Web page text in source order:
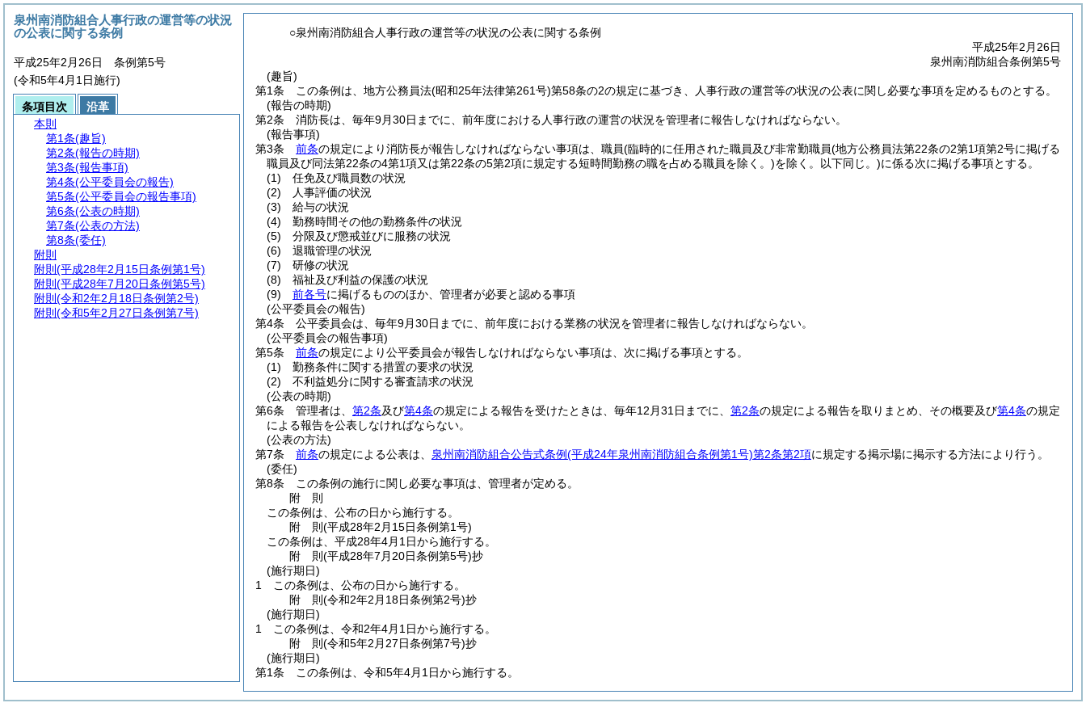
○泉州南消防組合人事行政の運営等の状況の公表に関する条例
平成25年2月26日
泉州南消防組合条例第5号
(趣旨)
第1条
この条例は、地方公務員法(昭和25年法律第261号)第58条の2の規定に基づき、人事行政の運営等の状況の公表に関し必要な事項を定めるものとする。
(報告の時期)
第2条
消防長は、毎年9月30日までに、前年度における人事行政の運営の状況を管理者に報告しなければならない。
(報告事項)
第3条
前条の規定により消防長が報告しなければならない事項は、職員(臨時的に任用された職員及び非常勤職員(地方公務員法第22条の2第1項第2号に掲げる
職員及び同法第22条の4第1項又は第22条の5第2項に規定する短時間勤務の職を占める職員を除く。)を除く。以下同じ。)に係る次に掲げる事項とする。
(1)
任免及び職員数の状況
(2)
人事評価の状況
(3)
給与の状況
(4)
勤務時間その他の勤務条件の状況
(5)
分限及び懲戒並びに服務の状況
(6)
退職管理の状況
(7)
研修の状況
(8)
福祉及び利益の保護の状況
(9)
前各号に掲げるもののほか、管理者が必要と認める事項
(公平委員会の報告)
第4条
公平委員会は、毎年9月30日までに、前年度における業務の状況を管理者に報告しなければならない。
(公平委員会の報告事項)
第5条
前条の規定により公平委員会が報告しなければならない事項は、次に掲げる事項とする。
(1)
勤務条件に関する措置の要求の状況
(2)
不利益処分に関する審査請求の状況
(公表の時期)
第6条
管理者は、 第2条及び第4条の規定による報告を受けたときは、毎年12月31日までに、 第2条の規定による報告を取りまとめ、その概要及び第4条の規定
による報告を公表しなければならない。
(公表の方法)
第7条
前条の規定による公表は、 泉州南消防組合公告式条例(平成24年泉州南消防組合条例第1号)第2条第2項に規定する掲示場に掲示する方法により行う。
(委任)
第8条
この条例の施行に関し必要な事項は、管理者が定める。
附 則
この条例は、公布の日から施行する。
附 則(平成28年2月15日条例第1号)
この条例は、平成28年4月1日から施行する。
附 則(平成28年7月20日条例第5号)抄
(施行期日)
1
この条例は、公布の日から施行する。
附 則(令和2年2月18日条例第2号)抄
(施行期日)
1
この条例は、令和2年4月1日から施行する。
附 則(令和5年2月27日条例第7号)抄
(施行期日)
第1条
この条例は、令和5年4月1日から施行する。
泉州南消防組合人事行政の運営等の状況
の公表に関する条例
平成25年2月26日 条例第5号
(令和5年4月1日施行)
条項目次
沿革
本則
第1条(趣旨)
第2条(報告の時期)
第3条(報告事項)
第4条(公平委員会の報告)
第5条(公平委員会の報告事項)
第6条(公表の時期)
第7条(公表の方法)
第8条(委任)
附則
附則 (平成28年2月15日条例第1号)
附則 (平成28年7月20日条例第5号)
附則 (令和2年2月18日条例第2号)
附則 (令和5年2月27日条例第7号)